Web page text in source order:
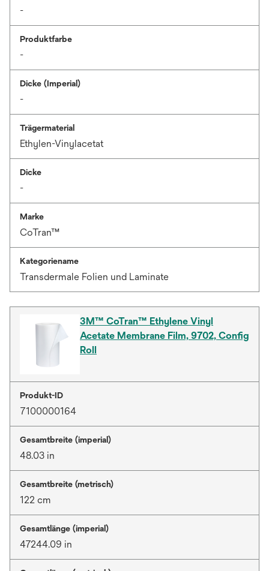
-
Produktfarbe
-
Dicke (Imperial)
-
Trägermaterial
Ethylen-Vinylacetat
Dicke
-
Marke
CoTran™
Kategoriename
Transdermale Folien und Laminate
3M™ CoTran™ Ethylene Vinyl
Acetate Membrane Film, 9702, Config
Roll
Produkt-ID
7100000164
Gesamtbreite (imperial)
48.03 in
Gesamtbreite (metrisch)
122 cm
Gesamtlänge (imperial)
47244.09 in